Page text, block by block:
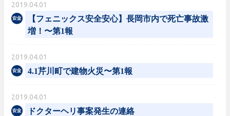
2019.04.01
【フェニックス安全安心】長岡市内で死亡事故激
増！〜第1報
2019.04.01
4.1芹川町で建物火災〜第1報
2019.04.01
ドクターヘリ事案発生の連絡